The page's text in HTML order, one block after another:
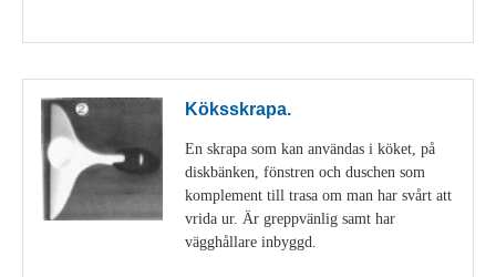
Köksskrapa.
En skrapa som kan användas i köket, på
diskbänken, fönstren och duschen som
komplement till trasa om man har svårt att
vrida ur. Är greppvänlig samt har
vägghållare inbyggd.